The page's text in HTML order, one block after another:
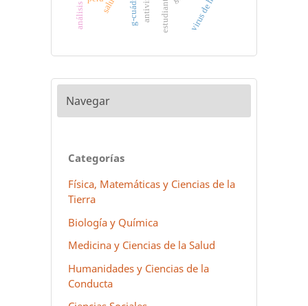
Navegar
Categorías
Física, Matemáticas y Ciencias de la
Tierra
Biología y Química
Medicina y Ciencias de la Salud
Humanidades y Ciencias de la
Conducta